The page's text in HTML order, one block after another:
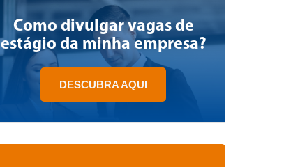
Como divulgar vagas de
estágio da minha empresa?
DESCUBRA AQUI